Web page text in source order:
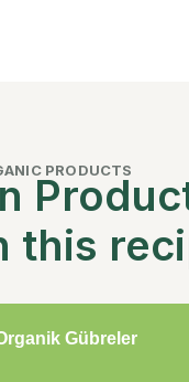
PRODUCTS
this
Gübreler